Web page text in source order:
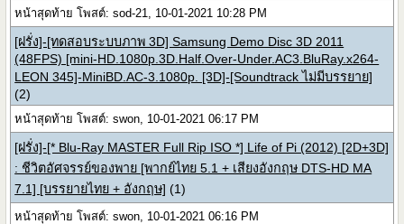
หน้าสุดท้าย โพสต์: sod-21, 10-01-2021 10:28 PM
[ฝรั่ง]-[ทดสอบระบบภาพ 3D] Samsung Demo Disc 3D 2011
(48FPS) [mini-HD.1080p.3D.Half.Over-Under.AC3.BluRay.x264-
LEON 345]-MiniBD.AC-3.1080p. [3D]-[Soundtrack ไม่มีบรรยาย]
(2)
หน้าสุดท้าย โพสต์: swon, 10-01-2021 06:17 PM
[ฝรั่ง]-[* Blu-Ray MASTER Full Rip ISO *] Life of Pi (2012) [2D+3D]
: ชีวิตอัศจรรย์ของพาย [พากย์ไทย 5.1 + เสียงอังกฤษ DTS-HD MA
7.1] [บรรยายไทย + อังกฤษ] (1)
หน้าสุดท้าย โพสต์: swon, 10-01-2021 06:16 PM